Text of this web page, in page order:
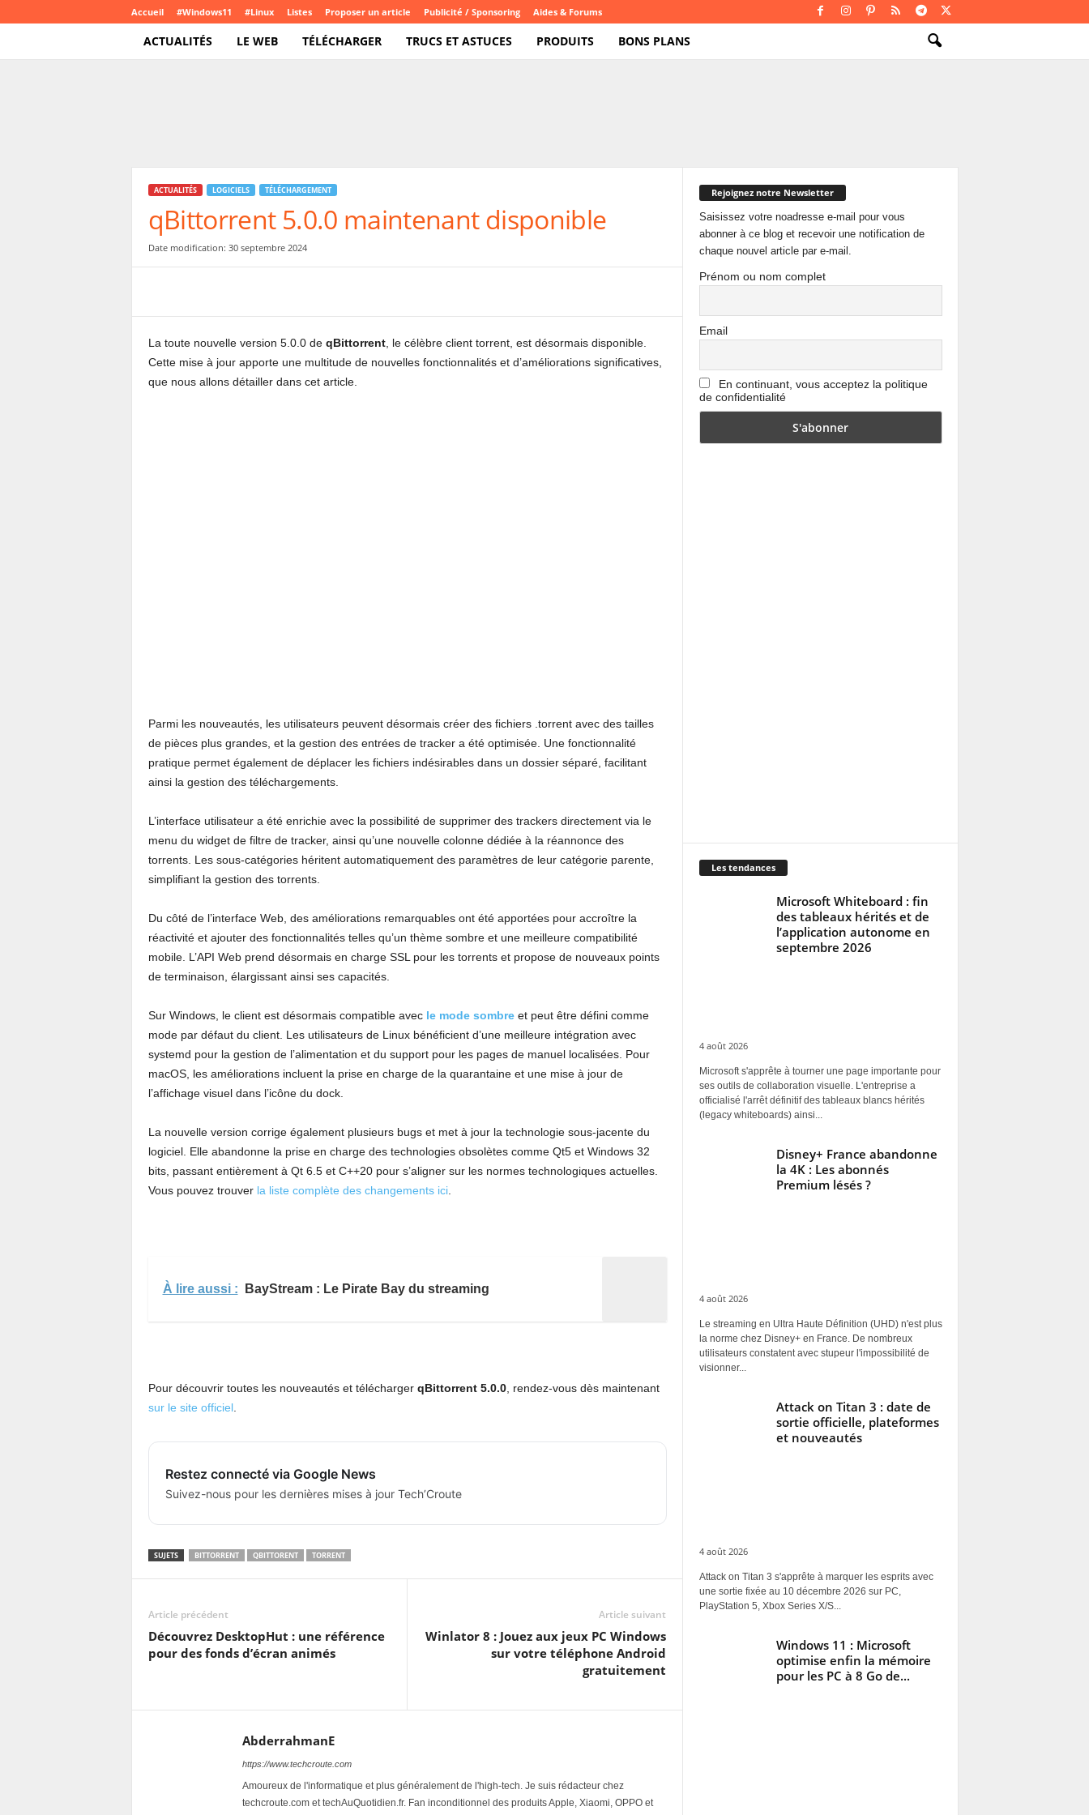
Accueil #Windows11 #Linux Listes Proposer un article Publicité / Sponsoring Aides & Forums
ACTUALITÉS LE WEB TÉLÉCHARGER TRUCS ET ASTUCES PRODUITS BONS PLANS
ACTUALITÉS LOGICIELS TÉLÉCHARGEMENT
qBittorrent 5.0.0 maintenant disponible
Date modification: 30 septembre 2024
La toute nouvelle version 5.0.0 de qBittorrent, le célèbre client torrent, est désormais disponible.
Cette mise à jour apporte une multitude de nouvelles fonctionnalités et d’améliorations significatives,
que nous allons détailler dans cet article.
Parmi les nouveautés, les utilisateurs peuvent désormais créer des fichiers .torrent avec des tailles
de pièces plus grandes, et la gestion des entrées de tracker a été optimisée. Une fonctionnalité
pratique permet également de déplacer les fichiers indésirables dans un dossier séparé, facilitant
ainsi la gestion des téléchargements.
L’interface utilisateur a été enrichie avec la possibilité de supprimer des trackers directement via le
menu du widget de filtre de tracker, ainsi qu’une nouvelle colonne dédiée à la réannonce des
torrents. Les sous-catégories héritent automatiquement des paramètres de leur catégorie parente,
simplifiant la gestion des torrents.
Du côté de l’interface Web, des améliorations remarquables ont été apportées pour accroître la
réactivité et ajouter des fonctionnalités telles qu’un thème sombre et une meilleure compatibilité
mobile. L’API Web prend désormais en charge SSL pour les torrents et propose de nouveaux points
de terminaison, élargissant ainsi ses capacités.
Sur Windows, le client est désormais compatible avec le mode sombreet peut être défini comme
mode par défaut du client. Les utilisateurs de Linux bénéficient d’une meilleure intégration avec
systemd pour la gestion de l’alimentation et du support pour les pages de manuel localisées. Pour
macOS, les améliorations incluent la prise en charge de la quarantaine et une mise à jour de
l’affichage visuel dans l’icône du dock.
La nouvelle version corrige également plusieurs bugs et met à jour la technologie sous-jacente du
logiciel. Elle abandonne la prise en charge des technologies obsolètes comme Qt5 et Windows 32
bits, passant entièrement à Qt 6.5 et C++20 pour s’aligner sur les normes technologiques actuelles.
Vous pouvez trouver la liste complète des changements ici.
À lire aussi : BayStream : Le Pirate Bay du streaming
Pour découvrir toutes les nouveautés et télécharger qBittorrent 5.0.0, rendez-vous dès maintenant
sur le site officiel.
Restez connecté via Google News
Suivez-nous pour les dernières mises à jour Tech’Croute
SUJETS BITTORRENT QBITTORENT TORRENT
Article précédent
Découvrez DesktopHut : une référence
pour des fonds d’écran animés
Article suivant
Winlator 8 : Jouez aux jeux PC Windows
sur votre téléphone Android
gratuitement
AbderrahmanE
https://www.techcroute.com
Amoureux de l'informatique et plus généralement de l'high-tech. Je suis rédacteur chez
techcroute.com et techAuQuotidien.fr. Fan inconditionnel des produits Apple, Xiaomi, OPPO et
Rejoignez notre Newsletter
Saisissez votre noadresse e-mail pour vous
abonner à ce blog et recevoir une notification de
chaque nouvel article par e-mail.
Prénom ou nom complet
Email
En continuant, vous acceptez la politique
de confidentialité
Les tendances
Microsoft Whiteboard : fin
des tableaux hérités et de
l’application autonome en
septembre 2026
4 août 2026
Microsoft s'apprête à tourner une page importante pour
ses outils de collaboration visuelle. L'entreprise a
officialisé l'arrêt définitif des tableaux blancs hérités
(legacy whiteboards) ainsi...
Disney+ France abandonne
la 4K : Les abonnés
Premium lésés ?
4 août 2026
Le streaming en Ultra Haute Définition (UHD) n'est plus
la norme chez Disney+ en France. De nombreux
utilisateurs constatent avec stupeur l'impossibilité de
visionner...
Attack on Titan 3 : date de
sortie officielle, plateformes
et nouveautés
4 août 2026
Attack on Titan 3 s'apprête à marquer les esprits avec
une sortie fixée au 10 décembre 2026 sur PC,
PlayStation 5, Xbox Series X/S...
Windows 11 : Microsoft
optimise enfin la mémoire
pour les PC à 8 Go de...